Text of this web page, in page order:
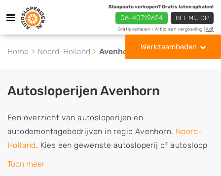
Sloopauto verkopen? Gratis laten ophalen!
06-40719624 BEL MIJ OP
Gratis ophalen - Altijd een vergoeding [Ad]
Werkzaamheden
Home Noord-Holland Avenhorn
Autosloperijen Avenhorn
Een overzicht van autosloperijen en
autodemontagebedrijven in regio Avenhorn, Noord-
Holland. Kies een gewenste autosloperij of autosloop
uit de lijst die gespecialiseerd is in de verkoop van
Toon meer